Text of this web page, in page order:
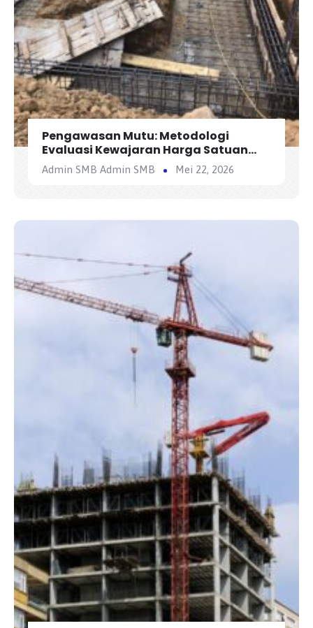
Pengawasan Mutu: Metodologi
Evaluasi Kewajaran Harga Satuan
Penawaran Kontraktor
Admin SMB Admin SMB Mei 22, 2026